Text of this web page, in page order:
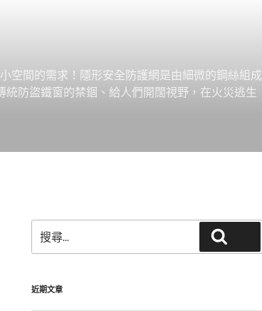
空間的需求！隱形安全防護網是由細微的鋼絲組成
防盜鐵窗的禁錮、給人們開闊視野，在火災逃生
尋
關
字:
近期文章